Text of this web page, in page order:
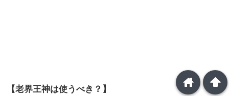
【老界王神は使うべき？】 arrowup
home